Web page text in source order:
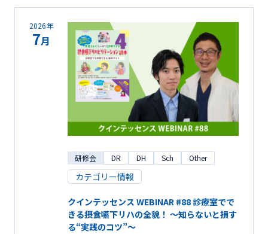
2026年
7月
研修会 DR DH Sch Other
カテゴリー情報
クインテッセンス WEBINAR #88 診療室でで
きる摂食嚥下リハの全貌！ ～知らないと損す
る“実践のコツ”～